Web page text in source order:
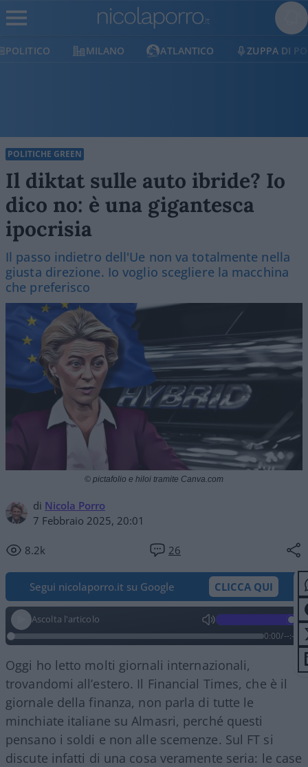
MILANO ATLANTICO ZUPPA DI PORRO
POLITICHE GREEN
Il diktat sulle auto ibride? Io
dico no: è una gigantesca
ipocrisia
Il passo indietro dell'Ue non va totalmente nella
giusta direzione. Io voglio scegliere la macchina
che preferisco
di Nicola Porro
7 Febbraio 2025, 20:01
8.2k 26
© pictafolio e hiloi tramite Canva.com
Segui nicolaporro.it su Google CLICCA QUI
Ascolta l'articolo
0:00/--:--
Oggi ho letto molti giornali internazionali,
trovandomi all’estero. Il Financial Times, che è il
giornale della finanza, non parla di tutte le
minchiate italiane su Almasri, perché questi
pensano i soldi e non alle scemenze. Sul FT si
discute infatti di una cosa veramente seria: le case